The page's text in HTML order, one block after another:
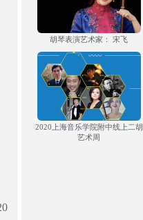
胡琴表演艺术家： 宋飞
2020上海音乐学院附中线上二胡
艺术周